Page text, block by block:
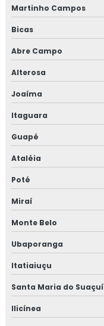
Martinho Campos
Bicas
Abre Campo
Alterosa
Joaíma
Itaguara
Guapé
Ataléia
Poté
Miraí
Monte Belo
Ubaporanga
Itatiaiuçu
Santa Maria do Suaçuí
Ilicínea